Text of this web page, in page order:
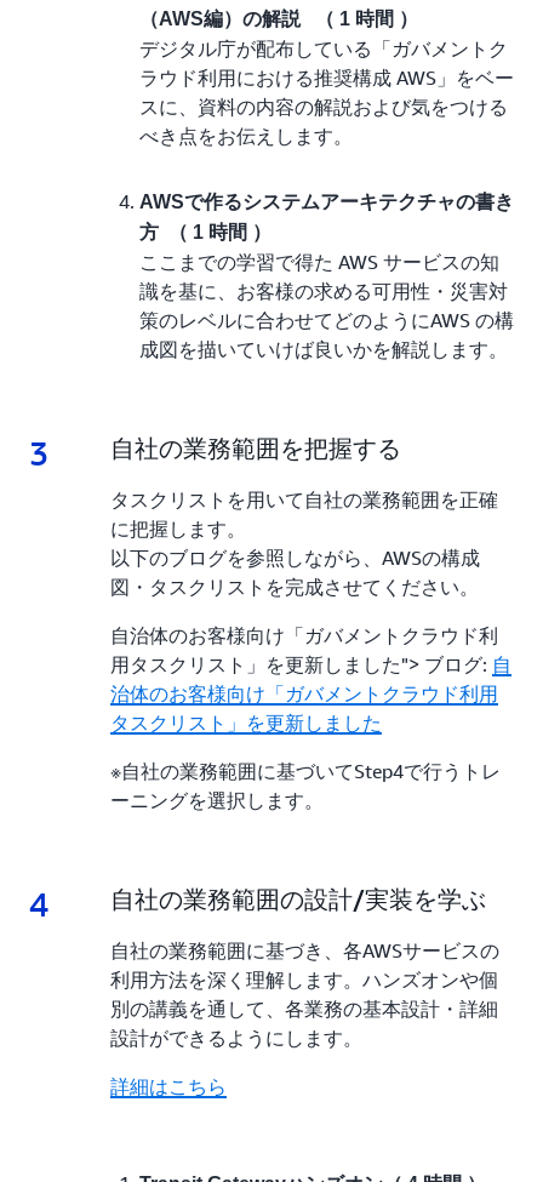
（AWS編）の解説 （ 1 時間 ）
デジタル庁が配布している「ガバメントク
ラウド利用における推奨構成 AWS」をベー
スに、資料の内容の解説および気をつける
べき点をお伝えします。
AWSで作るシステムアーキテクチャの書き
方 （ 1 時間 ）
ここまでの学習で得た AWS サービスの知
識を基に、お客様の求める可用性・災害対
策のレベルに合わせてどのようにAWS の構
成図を描いていけば良いかを解説します。
3 3.
自社の業務範囲を把握する
タスクリストを用いて自社の業務範囲を正確
に把握します。
以下のブログを参照しながら、AWSの構成
図・タスクリストを完成させてください。
自治体のお客様向け「ガバメントクラウド利
用タスクリスト」を更新しました"> ブログ: 自
治体のお客様向け「ガバメントクラウド利用
タスクリスト」を更新しました
※自社の業務範囲に基づいてStep4で行うトレ
ーニングを選択します。
4 4.
自社の業務範囲の設計/実装を学ぶ
自社の業務範囲に基づき、各AWSサービスの
利用方法を深く理解します。ハンズオンや個
別の講義を通して、各業務の基本設計・詳細
設計ができるようにします。
詳細はこちら